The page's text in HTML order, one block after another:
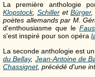
La première anthologie
Klopstock, Schilleret Bürger,
poètes allemands par M.
d'enthousiasme que le
s'est inspiré pour son opéra
La seconde anthologie est un
du Bellay, Jean-Antoine de
Chassignet, précédé d'une